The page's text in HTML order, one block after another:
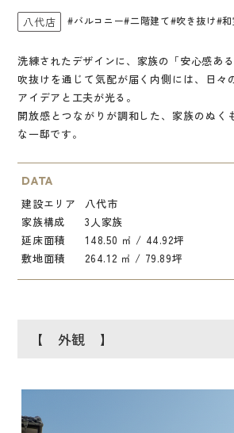
八代店 #バルコニー#二階建て#吹き抜け#
洗練されたデザインに、家族の「安心感あ
吹抜けを通じて気配が届く内側には、日々
アイデアと工夫が光る。
開放感とつながりが調和した、家族のぬく
な一邸です。
DATA
建設エリア
八代市
家族構成
3人家族
延床面積
148.50 ㎡ / 44.92坪
敷地面積
264.12 ㎡ / 79.89坪
【 外観 】